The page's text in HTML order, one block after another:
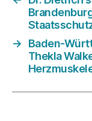
→
Baden-
Thekla